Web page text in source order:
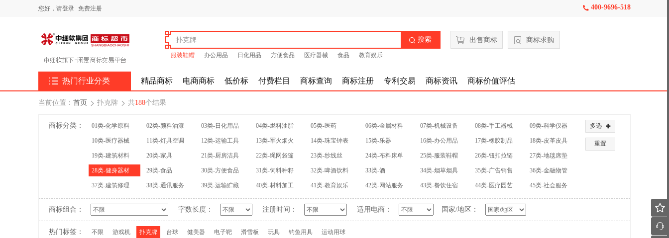
您好， 请登录 免费注册  400-9696-518
 搜索
服装鞋帽 办公用品 日化用品 方便食品 医疗器械 食品 教育娱乐
出售商标 商标求购
 热门行业分类 精品商标 电商商标 低价标 付费栏目 商标查询 商标注册 专利交易 商标资讯 商标价值评估
当前位置： 首页  扑克牌  共188个结果
多选 
重置
商标分类： 01类-化学原料 02类-颜料油漆 03类-日化用品 04类-燃料油脂 05类-医药 06类-金属材料 07类-机械设备 08类-手工器械 09类-科学仪器
10类-医疗器械 11类-灯具空调 12类-运输工具 13类-军火烟火 14类-珠宝钟表 15类-乐器 16类-办公用品 17类-橡胶制品 18类-皮革皮具
19类-建筑材料 20类-家具 21类-厨房洁具 22类-绳网袋篷 23类-纱线丝 24类-布料床单 25类-服装鞋帽 26类-钮扣拉链 27类-地毯席垫
28类-健身器材 29类-食品 30类-方便食品 31类-饲料种籽 32类-啤酒饮料 33类-酒 34类-烟草烟具 35类-广告销售 36类-金融物管
37类-建筑修理 38类-通讯服务 39类-运输贮藏 40类-材料加工 41类-教育娱乐 42类-网站服务 43类-餐饮住宿 44类-医疗园艺 45类-社会服务
商标组合： 字数长度： 注册时间： 适用电商： 国家/地区：
热门标签： 不限 游戏机 扑克牌 台球 健美器 电子靶 滑雪板 玩具 钓鱼用具 运动用球

